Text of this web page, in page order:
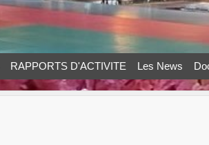
RAPPORTS D'ACTIVITE Les News